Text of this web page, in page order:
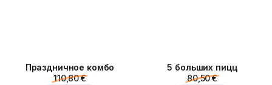
Праздничное комбо
110,80 €
5 больших пицц
80,50 €